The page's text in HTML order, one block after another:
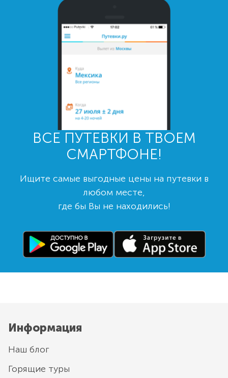
ВСЕ ПУТЕВКИ В ТВОЕМ
СМАРТФОНЕ!
Ищите самые выгодные цены на путевки в
любом месте,
где бы Вы не находились!
Информация
Наш блог
Горящие туры